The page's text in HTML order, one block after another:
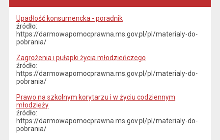
Upadłość konsumencka - poradnik
źródło:
https://darmowapomocprawna.ms.gov.pl/pl/materialy-do-
pobrania/
Zagrożenia i pułapki życia młodzieńczego
źródło:
https://darmowapomocprawna.ms.gov.pl/pl/materialy-do-
pobrania/
Prawo na szkolnym korytarzu i w życiu codziennym
młodzieży
źródło:
https://darmowapomocprawna.ms.gov.pl/pl/materialy-do-
pobrania/